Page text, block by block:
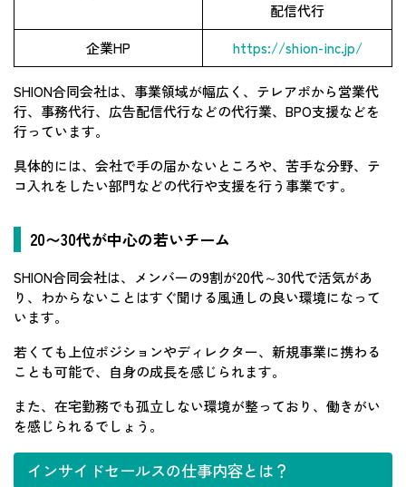
配信代行
企業HP
https://shion-inc.jp/
SHION合同会社は、事業領域が幅広く、テレアポから営業代
行、事務代行、広告配信代行などの代行業、BPO支援などを
行っています。
具体的には、会社で手の届かないところや、苦手な分野、テ
コ入れをしたい部門などの代行や支援を行う事業です。
20〜30代が中心の若いチーム
SHION合同会社は、メンバーの9割が20代～30代で活気があ
り、わからないことはすぐ聞ける風通しの良い環境になって
います。
若くても上位ポジションやディレクター、新規事業に携わる
ことも可能で、自身の成長を感じられます。
また、在宅勤務でも孤立しない環境が整っており、働きがい
を感じられるでしょう。
インサイドセールスの仕事内容とは？